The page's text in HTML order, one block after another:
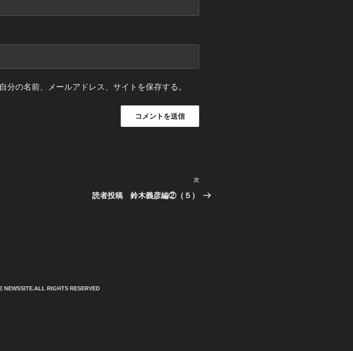
の名前、メールアドレス、サイトを保存する。
次
の
次
読者投稿 鈴木義彦編②（５）
NEWSSITE.ALL RIGHTS RESERVED